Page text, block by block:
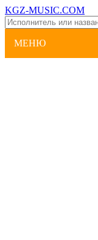
KGZ-MUSIC.COM
МЕНЮ